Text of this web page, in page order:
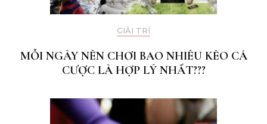
GIẢI TRÍ
MỖI NGÀY NÊN CHƠI BAO NHIÊU KÈO CÁ
CƯỢC LÀ HỢP LÝ NHẤT???